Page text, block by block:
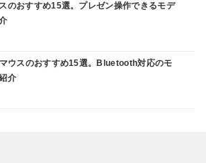
のおすすめ15選。プレゼン操作できるモデ
ウスのおすすめ15選。Bluetooth対応のモ
介